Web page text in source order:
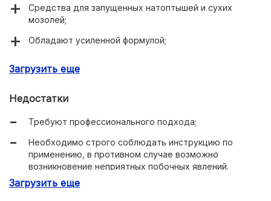
Средства для запущенных натоптышей и сухих
мозолей;
Обладают усиленной формулой;
использования;
для удаления ороговевших шишек.
Загрузить еще
Недостатки
Требуют профессионального подхода;
Необходимо строго соблюдать инструкцию по
применению, в противном случае возможно
возникновение неприятных побочных явлений.
Загрузить еще